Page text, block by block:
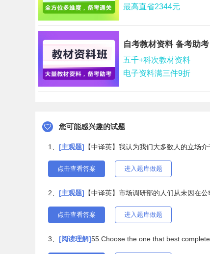
最高直省2344元
自考教材资料 备考助考
五千+科次教材资料
电子资料满三件9折
您可能感兴趣的试题
1、 [主观题] 【中译英】我认为我们大多数人的立场
点击查看答案 进入题库做题
2、 [主观题] 【中译英】市场调研部的人们从未因在
点击查看答案 进入题库做题
3、 [阅读理解]55.Choose the one that best